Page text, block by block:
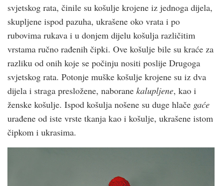
svjetskog rata, činile su košulje krojene iz jednoga dijela,
skupljene ispod pazuha, ukrašene oko vrata i po
rubovima rukava i u donjem dijelu košulja različitim
vrstama ručno rađenih čipki. Ove košulje bile su kraće za
razliku od onih koje se počinju nositi poslije Drugoga
svjetskog rata. Potonje muške košulje krojene su iz dva
dijela i straga presložene, naborane kalupljene, kao i
ženske košulje. Ispod košulja nošene su duge hlače gaće
urađene od iste vrste tkanja kao i košulje, ukrašene istom
čipkom i ukrasima.